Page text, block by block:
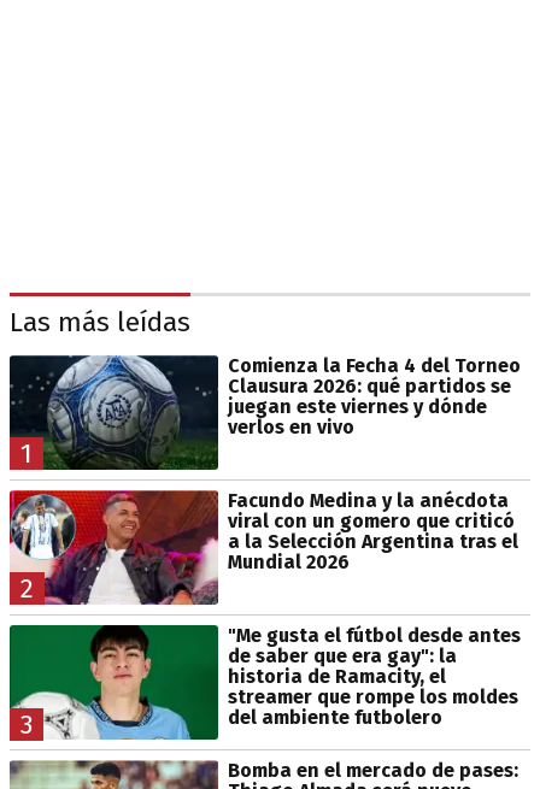
Las más leídas
1
Comienza la Fecha 4 del Torneo
Clausura 2026: qué partidos se
juegan este viernes y dónde
verlos en vivo
2
Facundo Medina y la anécdota
viral con un gomero que criticó
a la Selección Argentina tras el
Mundial 2026
3
"Me gusta el fútbol desde antes
de saber que era gay": la
historia de Ramacity, el
streamer que rompe los moldes
del ambiente futbolero
Bomba en el mercado de pases: